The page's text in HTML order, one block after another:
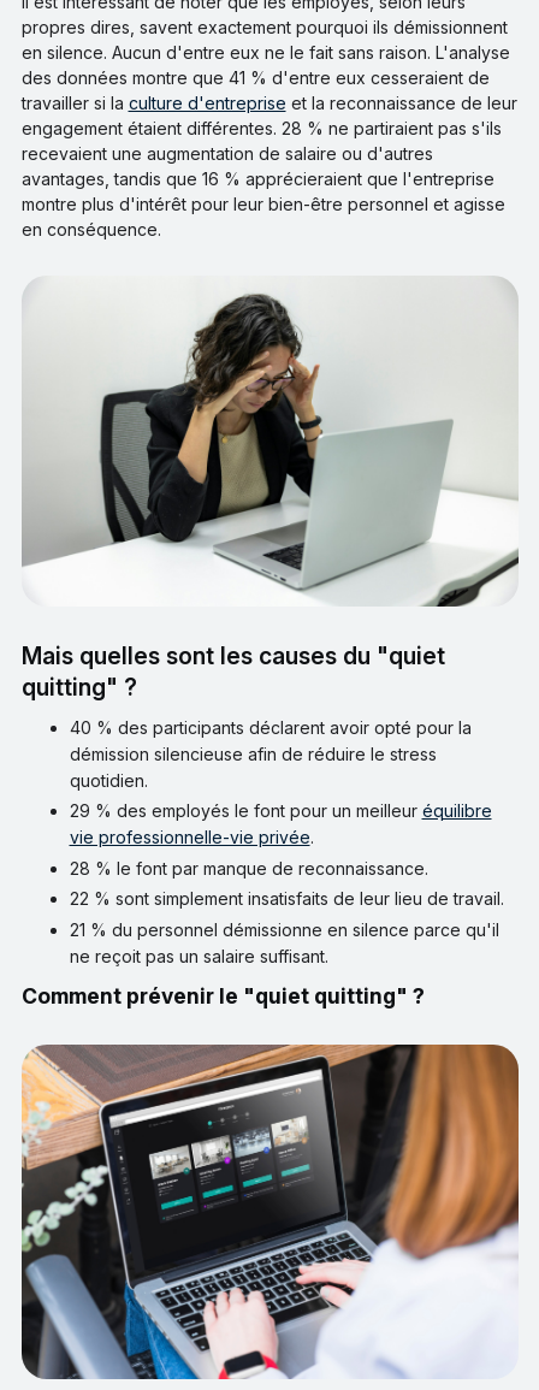
propres dires, savent exactement pourquoi ils démissionnent
en silence. Aucun d'entre eux ne le fait sans raison. L'analyse
des données montre que 41 % d'entre eux cesseraient de
travailler si la culture d'entreprise et la reconnaissance de leur
engagement étaient différentes. 28 % ne partiraient pas s'ils
recevaient une augmentation de salaire ou d'autres
avantages, tandis que 16 % apprécieraient que l'entreprise
montre plus d'intérêt pour leur bien-être personnel et agisse
en conséquence.
Mais quelles sont les causes du "quiet
quitting" ?
40 % des participants déclarent avoir opté pour la
démission silencieuse afin de réduire le stress
quotidien.
29 % des employés le font pour un meilleur équilibre
vie professionnelle-vie privée.
28 % le font par manque de reconnaissance.
22 % sont simplement insatisfaits de leur lieu de travail.
21 % du personnel démissionne en silence parce qu'il
ne reçoit pas un salaire suffisant.
Comment prévenir le "quiet quitting" ?